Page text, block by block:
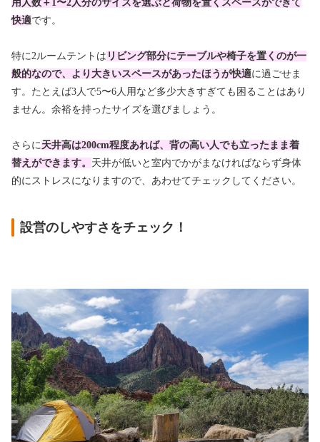
用人数＋1〜2人分のサイズを選ぶと荷物を置くスペースができて
快適です。
特に2ルームテントは リビング部分にテーブルや椅子を置くのが一
般的なので、より大きいスペースがあったほうが快適に過ごせま
す。たとえば3人で5〜6人用など多少大きすぎても困ることはあり
ません。余裕を持ったサイズを選びましょう。
さらに 天井高は200cm程度あれば、背の高い人でも立ったまま着
替えができます。 天井が低いと室内でかがまなければならず身体
的にストレスになりますので、あわせてチェックしてください。
設営のしやすさをチェック！